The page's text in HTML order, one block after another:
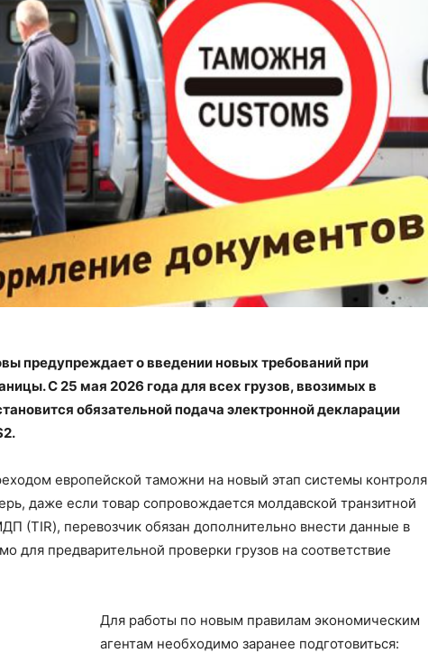
предупреждает о введении новых требований при
С 25 мая 2026 года для всех грузов, ввозимых в
обязательной подача электронной декларации
европейской таможни на новый этап системы контроля
даже если товар сопровождается молдавской транзитной
(TIR), перевозчик обязан дополнительно внести данные в
для предварительной проверки грузов на соответствие
Для работы по новым правилам экономическим
агентам необходимо заранее подготовиться: